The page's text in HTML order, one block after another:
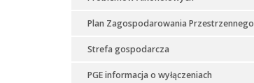
Plan Zagospodarowania Przestrzennego
Strefa gospodarcza
PGE informacja o wyłączeniach